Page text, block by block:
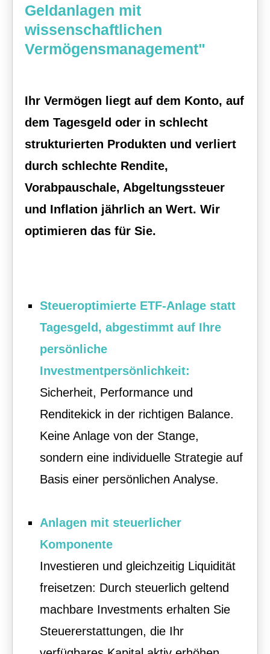
Geldanlagen mit
wissenschaftlichen
Vermögensmanagement"
Ihr Vermögen liegt auf dem Konto, auf
dem Tages­geld oder in schlecht
strukturierten Produkten und verliert
durch schlechte Rendite,
Vorabpauschale, Abgeltungssteuer
und Inflation jährlich an Wert. Wir
optimieren das für Sie.
Steueroptimierte ETF-Anlage statt
Tages­geld, abgestimmt auf Ihre
persönliche
Investmentpersönlichkeit:
Sicherheit, Performance und
Renditekick in der richtigen Balance.
Keine Anlage von der Stange,
sondern eine individuelle Strategie auf
Basis einer persönlichen Analyse.
Anlagen mit steuerlicher
Komponente
Investieren und gleichzeitig Liquidität
freisetzen: Durch steuerlich geltend
machbare Investments erhalten Sie
Steuererstattungen, die Ihr